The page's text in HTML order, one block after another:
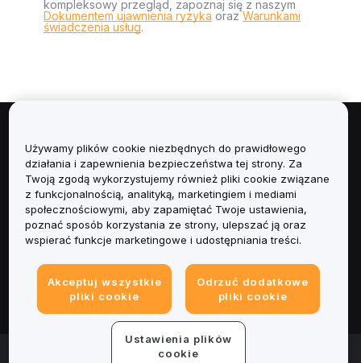
kompleksowy przegląd, zapoznaj się z naszym
Dokumentem ujawnienia ryzyka orazWarunkami
świadczenia usług.
Informacje
Usługi
Obsługa Klienta
Informacje prawne
© 2025-2026 Bybit.eu. All rights reserved.
Używamy plików cookie niezbędnych do prawidłowego
działania i zapewnienia bezpieczeństwa tej strony. Za
Twoją zgodą wykorzystujemy również pliki cookie związane
z funkcjonalnością, analityką, marketingiem i mediami
społecznościowymi, aby zapamiętać Twoje ustawienia,
poznać sposób korzystania ze strony, ulepszać ją oraz
wspierać funkcje marketingowe i udostępniania treści.
Akceptuj wszystkie
pliki cookie
Odrzuć dodatkowe
pliki cookie
Ustawienia plików
cookie